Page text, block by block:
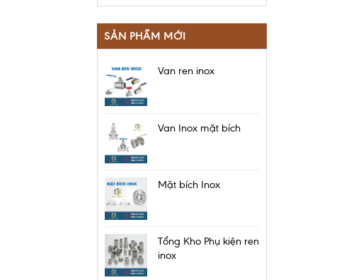
SẢN PHẨM MỚI
Van ren inox
Van Inox mặt bích
Mặt bích Inox
Tổng Kho Phụ kiện ren
inox